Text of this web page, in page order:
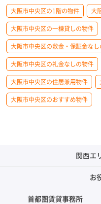
大阪市中央区の1階の物件 大
大阪市中央区の一棟貸しの物件
大阪市中央区の敷金・保証金な
大阪市中央区の礼金なしの物件
大阪市中央区の住居兼用物件
大阪市中央区のおすすめ物件
関西エ
お
首都圏賃貸事務所